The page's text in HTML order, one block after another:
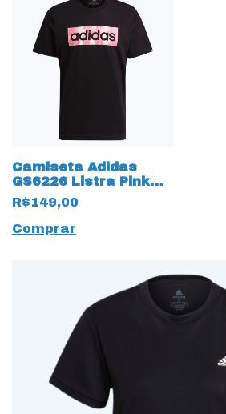
Camiseta Adidas
GS6226 Listra Pink
100% Algodão
R$149,00
Comprar